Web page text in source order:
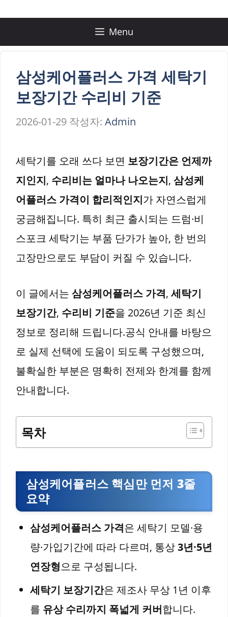
츠
Menu
삼성케어플러스 가격 세탁기
보장기간 수리비 기준
2026-01-29 작성자: Admin
세탁기를 오래 쓰다 보면 보장기간은 언제까
지인지, 수리비는 얼마나 나오는지, 삼성케
어플러스 가격이 합리적인지가 자연스럽게
궁금해집니다. 특히 최근 출시되는 드럼·비
스포크 세탁기는 부품 단가가 높아, 한 번의
고장만으로도 부담이 커질 수 있습니다.
이 글에서는 삼성케어플러스 가격, 세탁기
보장기간, 수리비 기준을 2026년 기준 최신
정보로 정리해 드립니다.공식 안내를 바탕으
로 실제 선택에 도움이 되도록 구성했으며,
불확실한 부분은 명확히 전제와 한계를 함께
안내합니다.
목차
삼성케어플러스 핵심만 먼저 3줄
요약
삼성케어플러스 가격은 세탁기 모델·용
량·가입기간에 따라 다르며, 통상3년·5년
연장형으로 구성됩니다.
세탁기 보장기간은 제조사 무상 1년 이후
를 유상 수리까지 폭넓게 커버합니다.